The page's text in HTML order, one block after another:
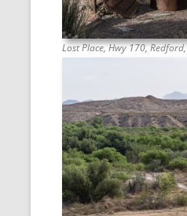
Lost Place, Hwy 170, Redford,